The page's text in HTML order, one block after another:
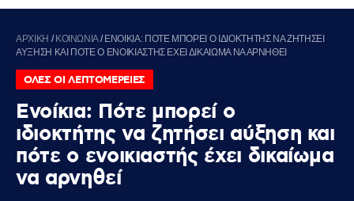
ΑΡΧΙΚΗ / ΚΟΙΝΩΝΙΑ/ ΕΝΟΙΚΙΑ: ΠΟΤΕ ΜΠΟΡΕΙ Ο ΙΔΙΟΚΤΗΤΗΣ ΝΑ ΖΗΤΗΣΕΙ
ΑΥΞΗΣΗ ΚΑΙ ΠΟΤΕ Ο ΕΝΟΙΚΙΑΣΤΗΣ ΕΧΕΙ ΔΙΚΑΙΩΜΑ ΝΑ ΑΡΝΗΘΕΙ
ΟΛΕΣ ΟΙ ΛΕΠΤΟΜΕΡΕΙΕΣ
Ενοίκια: Πότε μπορεί ο
ιδιοκτήτης να ζητήσει αύξηση και
πότε ο ενοικιαστής έχει δικαίωμα
να αρνηθεί